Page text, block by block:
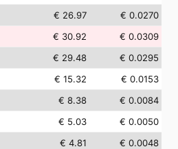
€ 26.97
€ 0.0270
€ 30.92
€ 0.0309
€ 29.48
€ 0.0295
€ 15.32
€ 0.0153
€ 8.38
€ 0.0084
€ 5.03
€ 0.0050
€ 4.81 € 0.0048